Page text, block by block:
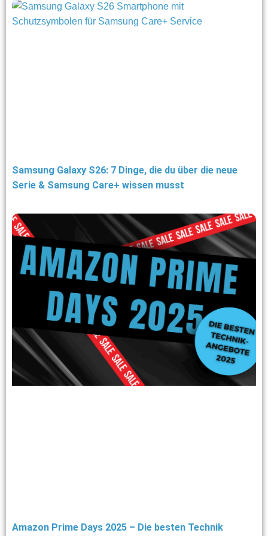
Samsung Galaxy S26: 7 Dinge, die du über die neue
Serie & Samsung Care+ wissen musst
Amazon Prime Days 2025 – Die besten Technik